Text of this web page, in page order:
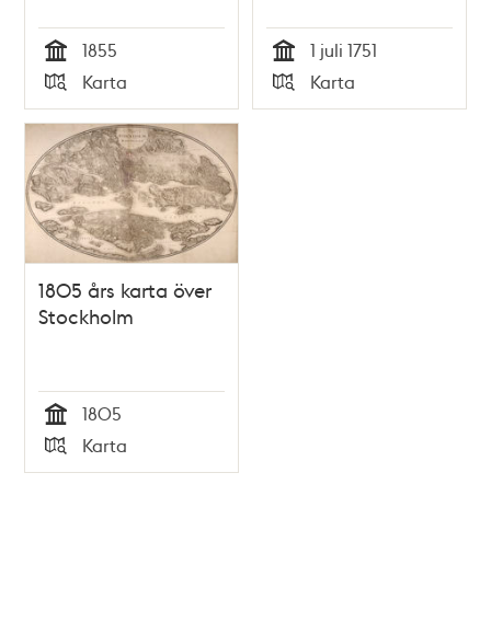
Tid
1855
Typ
Karta Tid
1 juli 1751
Typ
Karta
1805 års karta över
Stockholm
Tid
1805
Typ
Karta